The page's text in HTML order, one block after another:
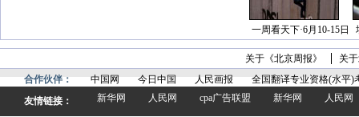
一周看天下·6月10-15日
关于《北京周报》
关
合作伙伴：
中国网 今日中国 人民画报
全国翻译专业资格(水平)
友情链接：
新华网 人民网 cpa广告联盟 新华网 人民网